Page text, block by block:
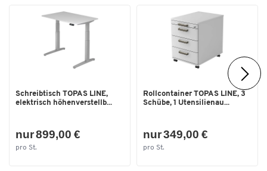
Schreibtisch TOPAS LINE,
elektrisch höhenverstellb...
nur 899,00 €
pro St.
Rollcontainer TOPAS LINE, 3
Schübe, 1 Utensilienau...
nur 349,00 €
pro St.